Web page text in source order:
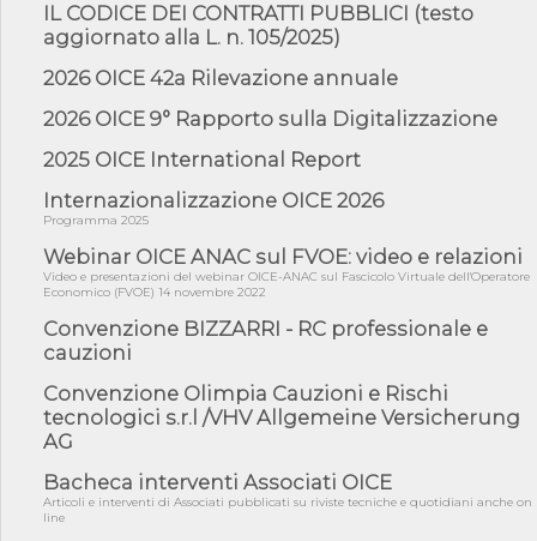
costr...
06/08/26 - Istat, produzione industriale in calo dell'1% a giugno,
su a...
con ...
06/08/26 - DL PA approvato in Cdm: contributi per
06/08/26 - CdM: approvato il d.lgs. di adeguamento all’AI Act in
mate...
06/08/26 - DDL delegazione europea in Cdm per recepimento
norme UE in m...
05/08/26 - DL Infrastrutture e PNRR è legge: approvata oggi la
fiducia...
amminist...
05/08/26 - Anac: pubblicata la Relazione illustrativa al Bando tipo
2 s...
05/08/26 - SAVE THE DATE: Assemblea Pubblica Confindustria
Professioni ...
05/08/26 - Successo OICE per il bando della Città metropolitana
IL CODICE DEI CONTRATTI PUBBLICI (testo
aggiornato alla L. n. 105/2025)
2026 OICE 42a Rilevazione annuale
2026 OICE 9° Rapporto sulla Digitalizzazione
2025 OICE International Report
Internazionalizzazione OICE 2026
Programma 2025
Webinar OICE ANAC sul FVOE: video e relazioni
Video e presentazioni del webinar OICE-ANAC sul Fascicolo Virtuale dell'Operatore
Economico (FVOE) 14 novembre 2022
Convenzione BIZZARRI - RC professionale e
cauzioni
Convenzione Olimpia Cauzioni e Rischi
tecnologici s.r.l /VHV Allgemeine Versicherung
AG
Bacheca interventi Associati OICE
Articoli e interventi di Associati pubblicati su riviste tecniche e quotidiani anche on
line